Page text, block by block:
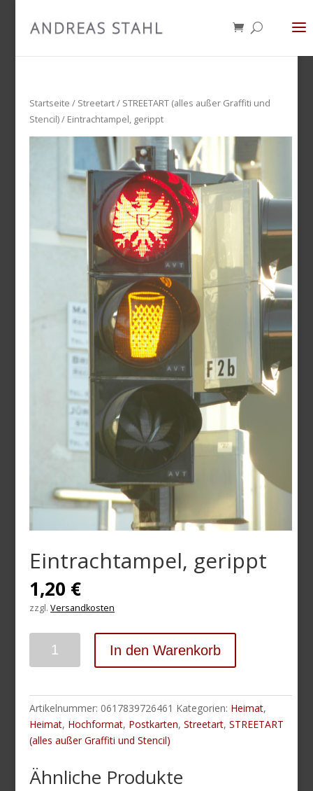
Startseite / Streetart/ STREETART (alles außer Graffiti und
Stencil)/ Eintrachtampel, gerippt
Eintrachtampel, gerippt
1,20 €
zzgl.Versandkosten
In den Warenkorb
Artikelnummer: 0617839726461 Kategorien: Heimat,
Heimat, Hochformat, Postkarten,Streetart,STREETART
(alles außer Graffiti und Stencil)
Ähnliche Produkte